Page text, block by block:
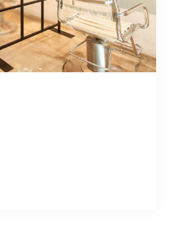
6633
【火水木日・祝】10:00～19:00
【金土】10:00〜21:00